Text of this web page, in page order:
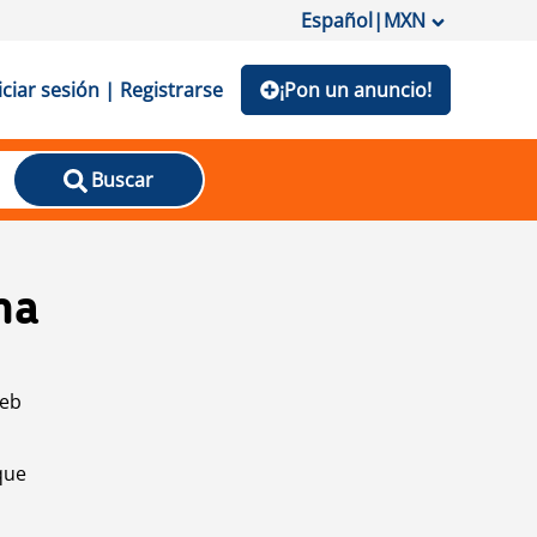
Español|MXN
sesión | Registrarse ¡Pon un anuncio!
Buscar